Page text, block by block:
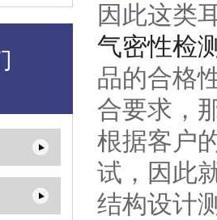
因此这类
气密性检
品的合格
合要求，
根据客户
试，因此
结构设计